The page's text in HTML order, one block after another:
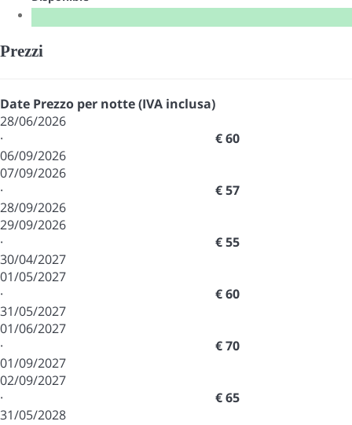
Prezzi
Date Prezzo per notte (IVA inclusa)
28/06/2026
·
06/09/2026
€ 60
07/09/2026
·
28/09/2026
€ 57
29/09/2026
·
30/04/2027
€ 55
01/05/2027
·
31/05/2027
€ 60
01/06/2027
·
01/09/2027
€ 70
02/09/2027
·
31/05/2028
€ 65